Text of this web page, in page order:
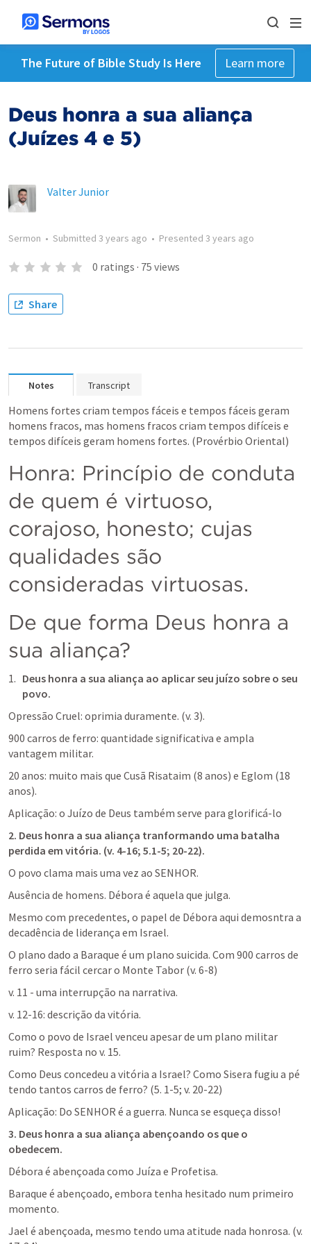
The Future of Bible Study Is Here Learn more
Deus honra a sua aliança
(Juízes 4 e 5)
Valter Junior
Sermon • Submitted 3 years ago • Presented 3 years ago
0 ratings · 75 views
Share
Notes Transcript
Homens fortes criam tempos fáceis e tempos fáceis geram
homens fracos, mas homens fracos criam tempos difíceis e
tempos difíceis geram homens fortes. (Provérbio Oriental)
Honra: Princípio de conduta
de quem é virtuoso,
corajoso, honesto; cujas
qualidades são
consideradas virtuosas.
De que forma Deus honra a
sua aliança?
Deus honra a sua aliança ao aplicar seu juízo sobre o seu
povo.
Opressão Cruel: oprimia duramente. (v. 3).
900 carros de ferro: quantidade significativa e ampla
vantagem militar.
20 anos: muito mais que Cusã Risataim (8 anos) e Eglom (18
anos).
Aplicação: o Juízo de Deus também serve para glorificá-lo
2. Deus honra a sua aliança tranformando uma batalha
perdida em vitória. (v. 4-16; 5.1-5; 20-22).
O povo clama mais uma vez ao SENHOR.
Ausência de homens. Débora é aquela que julga.
Mesmo com precedentes, o papel de Débora aqui demosntra a
decadência de liderança em Israel.
O plano dado a Baraque é um plano suicida. Com 900 carros de
ferro seria fácil cercar o Monte Tabor (v. 6-8)
v. 11 - uma interrupção na narrativa.
v. 12-16: descrição da vitória.
Como o povo de Israel venceu apesar de um plano militar
ruim? Resposta no v. 15.
Como Deus concedeu a vitória a Israel? Como Sisera fugiu a pé
tendo tantos carros de ferro? (5. 1-5; v. 20-22)
Aplicação: Do SENHOR é a guerra. Nunca se esqueça disso!
3. Deus honra a sua aliança abençoando os que o
obedecem.
Débora é abençoada como Juíza e Profetisa.
Baraque é abençoado, embora tenha hesitado num primeiro
momento.
Jael é abençoada, mesmo tendo uma atitude nada honrosa. (v.